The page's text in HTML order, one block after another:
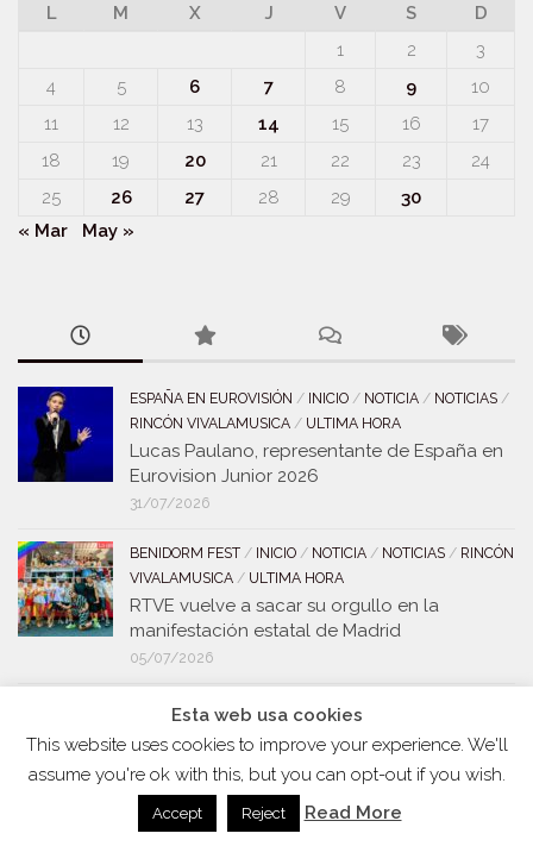
L
M X J V S
D
1
2
3
4
5 6 7 8 9
10
11
12 13 14 15 16
17
18
19 20 21 22 23
24
25
26 27 28 29
30
« Mar
May »
ESPAÑA EN EUROVISIÓN / INICIO / NOTICIA / NOTICIAS /
RINCÓN VIVALAMUSICA / ULTIMA HORA
Lucas Paulano, representante de España en
Eurovision Junior 2026
31/07/2026
BENIDORM FEST / INICIO / NOTICIA / NOTICIAS / RINCÓN
VIVALAMUSICA / ULTIMA HORA
RTVE vuelve a sacar su orgullo en la
manifestación estatal de Madrid
05/07/2026
BENIDORM FEST / NOTICIA
Benidorm Fest, recibe otro premio y
reconocimiento por la gran proyección
musical
30/06/2026
Esta web usa cookies
This website uses cookies to improve your experience. We'll
assume you're ok with this, but you can opt-out if you wish.
Accept Reject Read More